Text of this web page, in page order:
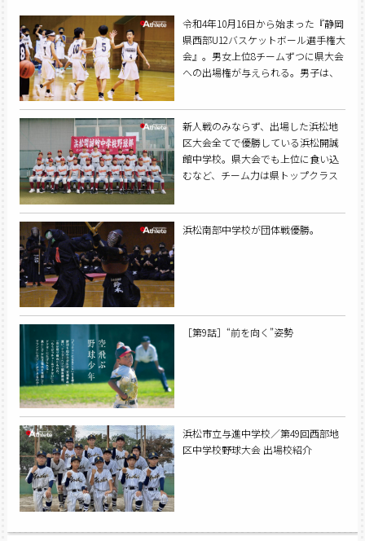
令和4年10月16日から始まった『静岡
県西部U12バスケットボール選手権大
会』。男女上位8チームずつに県大会
への出場権が与えられる。男子は、
ルドキャッツが優勝を飾った。
新人戦のみならず、出場した浜松地
区大会全てで優勝している浜松開誠
館中学校。県大会でも上位に食い込
むなど、チーム力は県トップクラス
浜松南部中学校が団体戦優勝。
［第9話］“前を向く”姿勢
浜松市立与進中学校／第49回西部地
区中学校野球大会 出場校紹介